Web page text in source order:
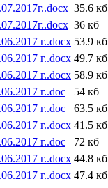
35.6 кб
36 кб
г..docx 53.9 кб
г..docx 49.7 кб
г..docx 58.9 кб
г..doc
54 кб
г..doc
63.5 кб
г..docx 41.5 кб
г..doc
72 кб
г..docx 44.8 кб
г..docx 47.4 кб